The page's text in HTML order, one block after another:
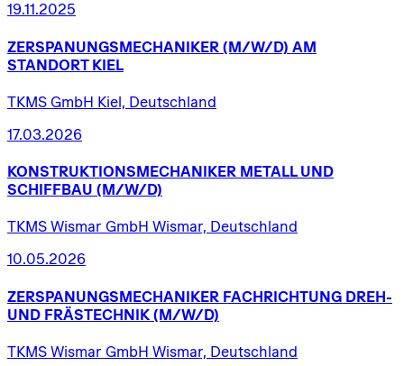
19.11.2025
ZERSPANUNGSMECHANIKER (M/W/D) AM
STANDORT KIEL
TKMS GmbH Kiel, Deutschland
17.03.2026
KONSTRUKTIONSMECHANIKER METALL UND
SCHIFFBAU (M/W/D)
TKMS Wismar GmbH Wismar, Deutschland
10.05.2026
ZERSPANUNGSMECHANIKER FACHRICHTUNG DREH-
UND FRÄSTECHNIK (M/W/D)
TKMS Wismar GmbH Wismar, Deutschland